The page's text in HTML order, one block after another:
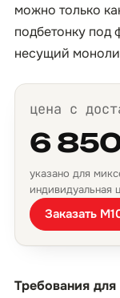
можно только
подбетонку под
несущий
цена с
6
указано для
индивидуальная
Заказать
Требования